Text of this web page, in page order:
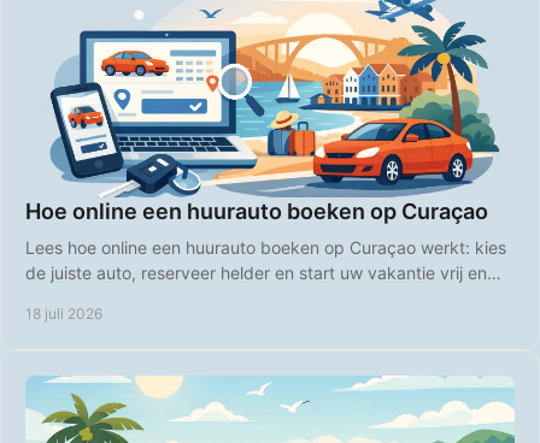
Hoe online een huurauto boeken op Curaçao
Lees hoe online een huurauto boeken op Curaçao werkt: kies
de juiste auto, reserveer helder en start uw vakantie vrij en
18 juli 2026